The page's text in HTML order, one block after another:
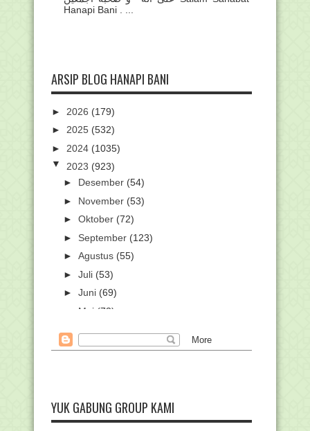
Hanapi Bani . ...
ARSIP BLOG HANAPI BANI
► 2026 (179)
► 2025 (532)
► 2024 (1035)
▼ 2023 (923)
► Desember (54)
► November (53)
► Oktober (72)
► September (123)
► Agustus (55)
► Juli (53)
► Juni (69)
Mei (73)
►Maret(101)
40.889 Guru MTs Ikuti Bimtek
Implementasi Kurikulu...
YUK GABUNG GROUP KAMI